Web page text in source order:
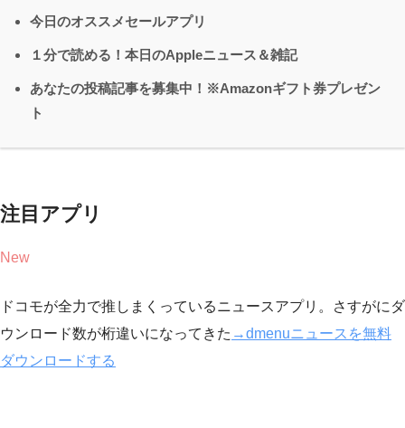
今日のオススメセールアプリ
１分で読める！本日のAppleニュース＆雑記
あなたの投稿記事を募集中！※Amazonギフト券プレゼン
ト
注目アプリ
New
ドコモが全力で推しまくっているニュースアプリ。さすがにダ
ウンロード数が桁違いになってきた →dmenuニュースを無料
ダウンロードする